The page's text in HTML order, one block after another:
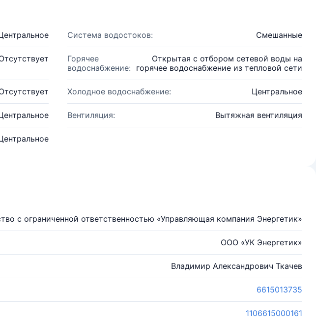
Система водостоков: Смешанные
Горячее
водоснабжение:
Открытая с отбором сетевой воды на
горячее водоснабжение из тепловой сети
Холодное водоснабжение: Центральное
Вентиляция: Вытяжная вентиляция
с ограниченной ответственностью «Управляющая компания Энергетик»
ООО «УК Энергетик»
Владимир Александрович Ткачев
6615013735
1106615000161